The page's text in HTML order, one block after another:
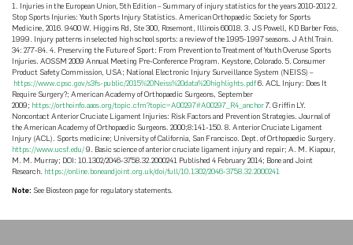
1. Injuries in the European Union, 5th Edition – Summary of injury statistics for the years 2010-2012 2.
Stop Sports Injuries: Youth Sports Injury Statistics. American Orthopaedic Society for Sports
Medicine, 2016. 9400 W. Higgins Rd, Ste 300, Rosemont, Illinois 60018. 3. JS Powell, KD Barber Foss,
1999. Injury patterns in selected high school sports: a review of the 1995-1997 seasons. J Athl Train.
34: 277-84. 4. Preserving the Future of Sport: From Prevention to Treatment of Youth Overuse Sports
Injuries. AOSSM 2009 Annual Meeting Pre-Conference Program. Keystone, Colorado. 5. Consumer
Product Safety Commission, USA; National Electronic Injury Surveillance System (NEISS) –
https://www.cpsc.gov/s3fs-public/2015%20Neiss%20data%20highlights.pdf6. ACL Injury: Does It
Require Surgery?; American Academy of Orthopaedic Surgeons, September
2009; https://orthoinfo.aaos.org/topic.cfm?topic=A00297#A00297_R4_anchor7. Griffin LY.
Noncontact Anterior Cruciate Ligament Injuries: Risk Factors and Prevention Strategies. Journal of
the American Academy of Orthopaedic Surgeons. 2000;8:141-150. 8. Anterior Cruciate Ligament
Injury (ACL). Sports medicine; University of California, San Francisco. Dept. of Orthopaedic Surgery.
https://www.ucsf.edu/9. Basic science of anterior cruciate ligament injury and repair; A. M. Kiapour,
M. M. Murray; DOI: 10.1302/2046-3758.32.2000241 Published 4 February 2014; Bone and Joint
Research. https://online.boneandjoint.org.uk/doi/full/10.1302/2046-3758.32.2000241
Note: See Biosteon page for regulatory statements.